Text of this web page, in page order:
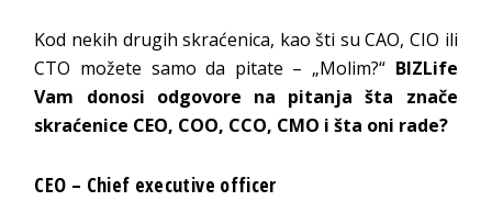
Kod nekih drugih skraćenica, kao šti su CAO, CIO ili
CTO možete samo da pitate – „Molim?“ BIZLife
Vam donosi odgovore na pitanja šta znače
skraćenice CEO, COO, CCO, CMO i šta oni rade?
CEO – Chief executive officer